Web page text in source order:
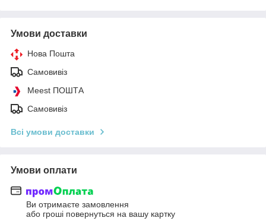
Умови доставки
Нова Пошта
Самовивіз
Meest ПОШТА
Самовивіз
Всі умови доставки
Умови оплати
Ви отримаєте замовлення
або гроші повернуться на вашу картку